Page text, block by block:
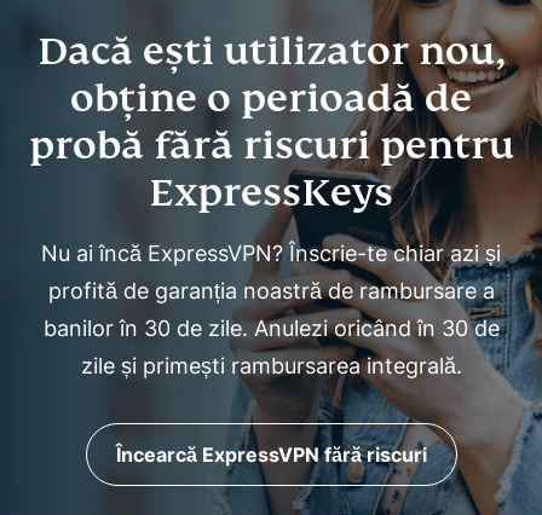
Dacă ești utilizator nou,
obține o perioadă de
probă fără riscuri pentru
ExpressKeys
Nu ai încă ExpressVPN? Înscrie-te chiar azi și
profită de garanția noastră de rambursare a
banilor în 30 de zile. Anulezi oricând în 30 de
zile și primești rambursarea integrală.
Încearcă ExpressVPN fără riscuri